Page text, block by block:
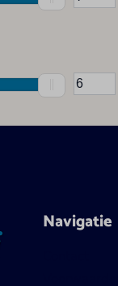
Navigatie